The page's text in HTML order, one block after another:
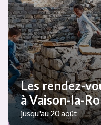
Les rendez-
à Vaison-la-
jusqu'au 20 août